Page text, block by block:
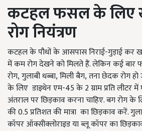
कटहलफसल के लिए
रोग नियंत्रण
कटहल के पौधों के आसपास निराई-गुड़ाई कर
में कम रोग देखने को मिलते हैं. लेकिन कई बार
रोग, गुलाबी धब्बा, मिली बैग, तना छेदक रोग
के लिए डाइथेन एम-45 के 2 ग्राम प्रति लीटर
अंतराल पर छिड़काव करना चाहिए. बग रोग के
की 0.5 प्रतिशत की मात्रा का छिड़काव करें.
कॉपर ऑक्सीक्लोराइड या ब्लू कॉपर का